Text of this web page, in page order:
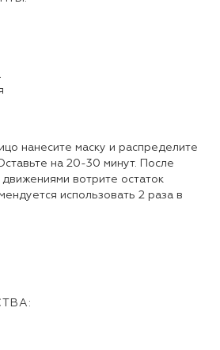
нанесите маску и распределите
на 20-30 минут. После
вотрите остаток
использовать 2 раза в